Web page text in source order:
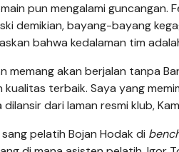
pun mengalami guncangan.
demikian, bayang-bayang
bahwa kedalaman tim
memang akan berjalan tanpa
kualitas terbaik. Saya yang
dilansir dari laman resmi klub,
pelatih Bojan Hodak di